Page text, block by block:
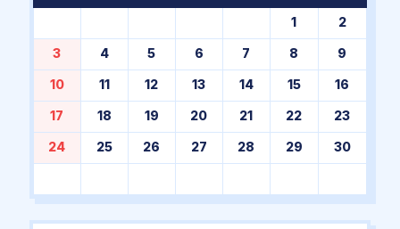
1 2
3 4 5 6 7 8 9
10 11 12 13 14 15 16
17 18 19 20 21 22 23
24 25 26 27 28 29 30